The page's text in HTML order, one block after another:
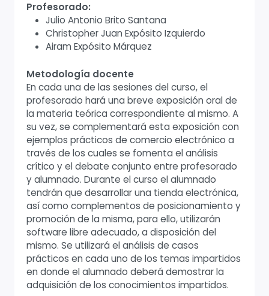
Profesorado:
Julio Antonio Brito Santana
Christopher Juan Expósito Izquierdo
Airam Expósito Márquez
Metodología docente
En cada una de las sesiones del curso, el
profesorado hará una breve exposición oral de
la materia teórica correspondiente al mismo. A
su vez, se complementará esta exposición con
ejemplos prácticos de comercio electrónico a
través de los cuales se fomenta el análisis
crítico y el debate conjunto entre profesorado
y alumnado. Durante el curso el alumnado
tendrán que desarrollar una tienda electrónica,
así como complementos de posicionamiento y
promoción de la misma, para ello, utilizarán
software libre adecuado, a disposición del
mismo. Se utilizará el análisis de casos
prácticos en cada uno de los temas impartidos
en donde el alumnado deberá demostrar la
adquisición de los conocimientos impartidos.